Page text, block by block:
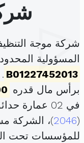
شركة موجة
المسؤولية
B01227452013
برأس مال قدره
في 02
(
2046)، الشركة
للمؤسسات تحت